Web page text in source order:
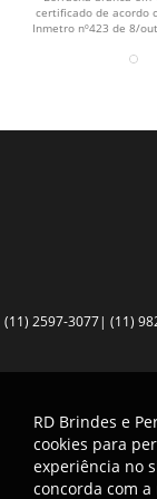
certificado de acordo
Inmetro nº423 de 8/
(11) 2597-3077| (11)
RD Brindes e
cookies para
experiência no
concorda com